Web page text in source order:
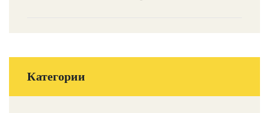
Категории